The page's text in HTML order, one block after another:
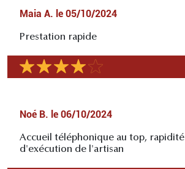
Maia A. le 05/10/2024
Prestation rapide
Noé B. le 06/10/2024
Accueil téléphonique au top, rapidité
d'exécution de l'artisan